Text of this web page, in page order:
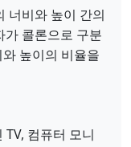
너비와 높이 간의
가 콜론으로 구분
높이의 비율을
컴퓨터 모니